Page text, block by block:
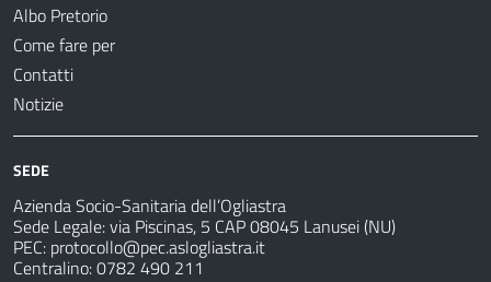
Albo Pretorio
Come fare per
Contatti
Notizie
SEDE
Azienda Socio-Sanitaria dell’Ogliastra
Sede Legale: via Piscinas, 5 CAP 08045 Lanusei (NU)
PEC: protocollo@pec.aslogliastra.it
Centralino: 0782 490 211